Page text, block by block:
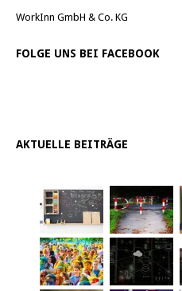
WorkInn GmbH & Co. KG
FOLGE UNS BEI FACEBOOK
AKTUELLE BEITRÄGE